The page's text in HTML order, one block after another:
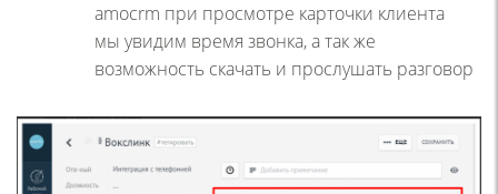
amocrm при просмотре карточки клиента
мы увидим время звонка, а так же
возможность скачать и прослушать разговор